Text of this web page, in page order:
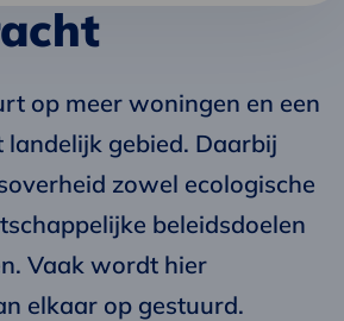
op meer woningen en een
gebied. Daarbij
zowel ecologische
beleidsdoelen
Vaak wordt hier
elkaar op gestuurd.